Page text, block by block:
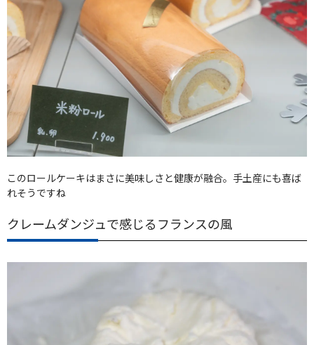
このロールケーキはまさに美味しさと健康が融合。手土産にも喜ば
れそうですね
クレームダンジュで感じるフランスの風